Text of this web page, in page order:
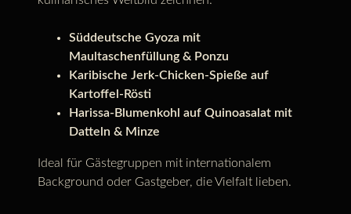
Süddeutsche Gyoza mit
Maultaschenfüllung & Ponzu
Karibische Jerk-Chicken-Spieße auf
Kartoffel-Rösti
Harissa-Blumenkohl auf Quinoasalat mit
Datteln & Minze
Ideal für Gästegruppen mit internationalem
Background oder Gastgeber, die Vielfalt lieben.